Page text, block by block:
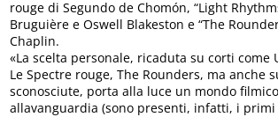
rouge di Segundo de Chomón, “Light
Bruguière e Oswell Blakeston e “The
Chaplin.
«La scelta personale, ricaduta su corti come
Le Spectre rouge, The Rounders, ma anche
sconosciute, porta alla luce un mondo
allavanguardia (sono presenti, infatti, i